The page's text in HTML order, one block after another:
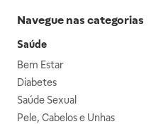
Navegue nas categorias
Saúde
Bem Estar
Diabetes
Saúde Sexual
Pele, Cabelos e Unhas